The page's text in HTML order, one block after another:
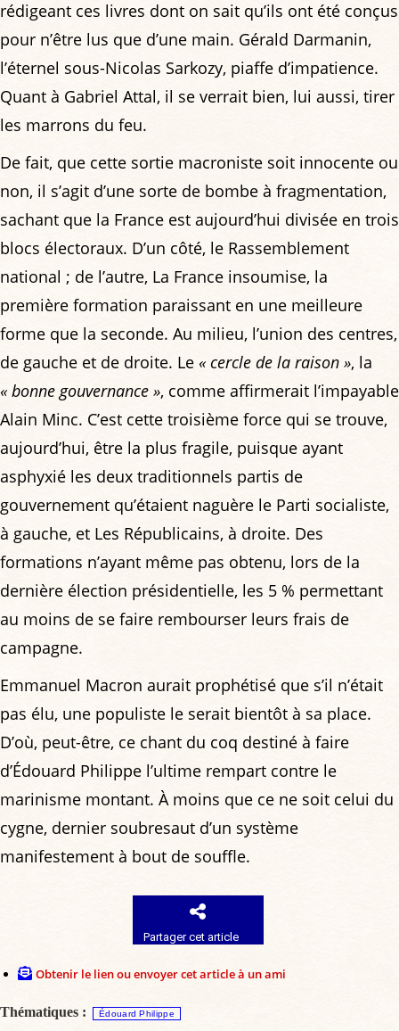
rédigeant ces livres dont on sait qu’ils ont été conçus
pour n’être lus que d’une main. Gérald Darmanin,
l’éternel sous-Nicolas Sarkozy, piaffe d’impatience.
Quant à Gabriel Attal, il se verrait bien, lui aussi, tirer
les marrons du feu.
De fait, que cette sortie macroniste soit innocente ou
non, il s’agit d’une sorte de bombe à fragmentation,
sachant que la France est aujourd’hui divisée en trois
blocs électoraux. D’un côté, le Rassemblement
national ; de l’autre, La France insoumise, la
première formation paraissant en une meilleure
forme que la seconde. Au milieu, l’union des centres,
de gauche et de droite. Le « cercle de la raison », la
« bonne gouvernance », comme affirmerait l’impayable
Alain Minc. C’est cette troisième force qui se trouve,
aujourd’hui, être la plus fragile, puisque ayant
asphyxié les deux traditionnels partis de
gouvernement qu’étaient naguère le Parti socialiste,
à gauche, et Les Républicains, à droite. Des
formations n’ayant même pas obtenu, lors de la
dernière élection présidentielle, les 5 % permettant
au moins de se faire rembourser leurs frais de
campagne.
Emmanuel Macron aurait prophétisé que s’il n’était
pas élu, une populiste le serait bientôt à sa place.
D’où, peut-être, ce chant du coq destiné à faire
d’Édouard Philippe l’ultime rempart contre le
marinisme montant. À moins que ce ne soit celui du
cygne, dernier soubresaut d’un système
manifestement à bout de souffle.
Partager cet article
Obtenir le lien ou envoyer cet article à un ami
Thématiques : Édouard Philippe